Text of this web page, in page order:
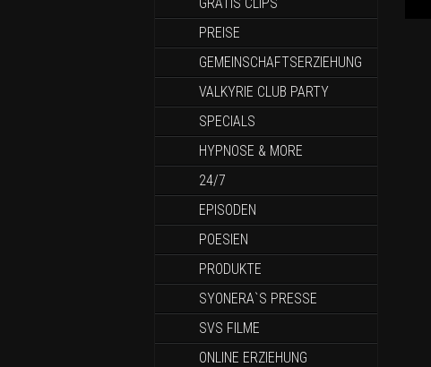
PREISE
GEMEINSCHAFTSERZIEHUNG
VALKYRIE CLUB PARTY
SPECIALS
HYPNOSE & MORE
24/7
EPISODEN
POESIEN
PRODUKTE
SYONERA`S PRESSE
SVS FILME
ONLINE ERZIEHUNG